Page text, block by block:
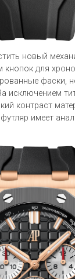
новый
для
фаски,
исключением
контраст
имеет